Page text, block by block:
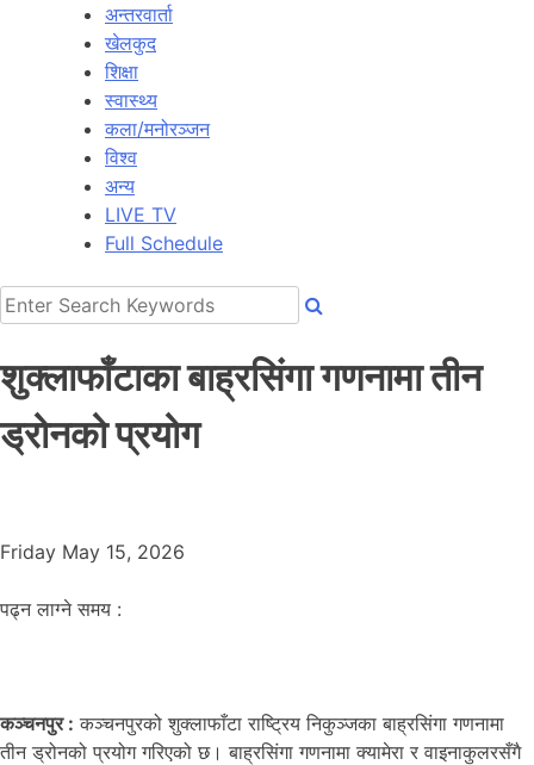
अन्तरवार्ता
खेलकुद
शिक्षा
स्वास्थ्य
कला/मनोरञ्जन
विश्व
अन्य
LIVE TV
Full Schedule
शुक्लाफाँटाका बाह्रसिंगा गणनामा तीन
ड्रोनको प्रयोग
Friday May 15, 2026
पढ्न लाग्ने समय :
कञ्चनपुर : कञ्चनपुरको शुक्लाफाँटा राष्ट्रिय निकुञ्जका बाह्रसिंगा गणनामा
तीन ड्रोनको प्रयोग गरिएको छ। बाह्रसिंगा गणनामा क्यामेरा र वाइनाकुलरसँगै